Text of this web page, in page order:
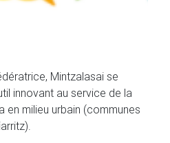
Mintzalasai se
innovant au service de la
en milieu urbain (communes